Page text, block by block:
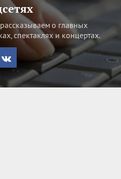
о главных
спектаклях и концертах.